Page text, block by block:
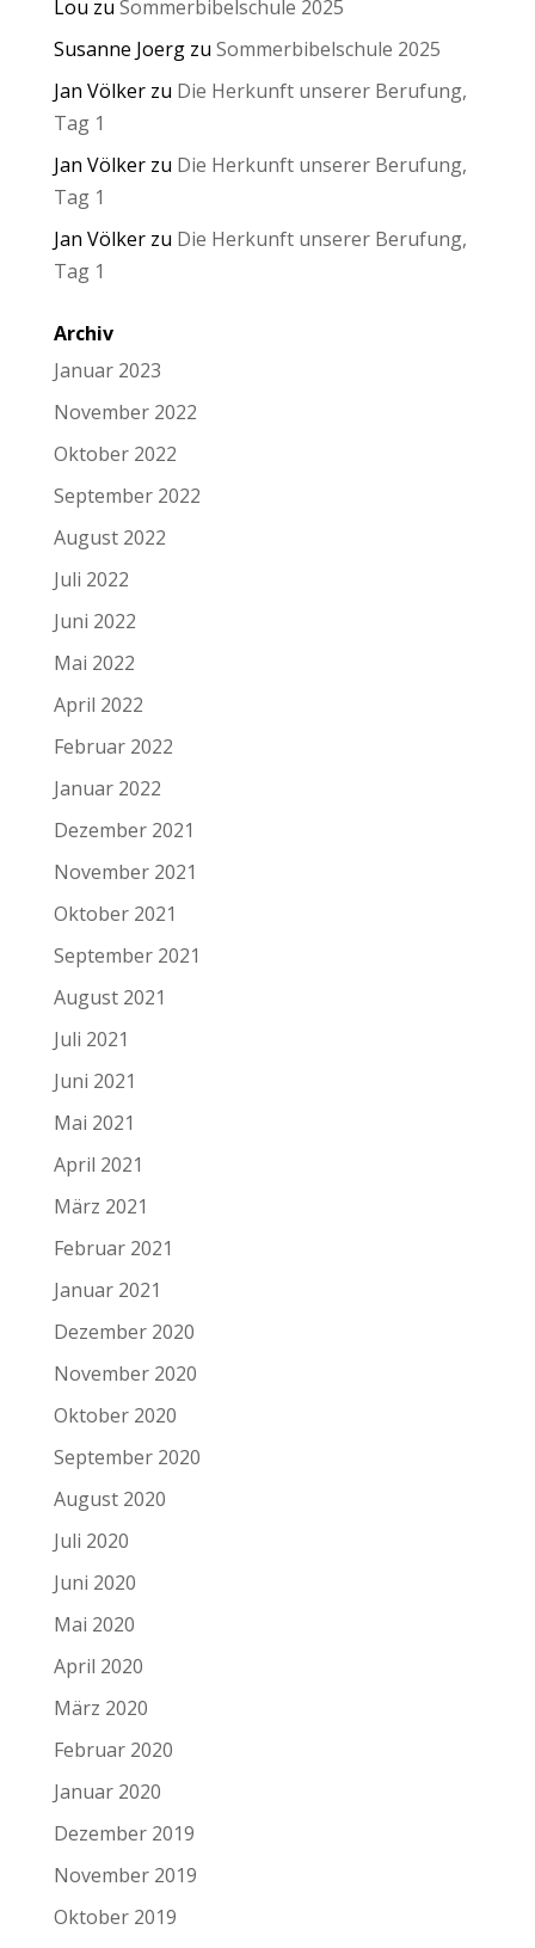
Lou zu Sommerbibelschule 2025
Susanne Joergzu Sommerbibelschule 2025
Jan Völkerzu Die Herkunft unserer Berufung,
Tag 1
Jan Völkerzu Die Herkunft unserer Berufung,
Tag 1
Jan Völkerzu Die Herkunft unserer Berufung,
Tag 1
Archiv
Januar 2023
November 2022
Oktober 2022
September 2022
August 2022
Juli 2022
Juni 2022
Mai 2022
April 2022
Februar 2022
Januar 2022
Dezember 2021
November 2021
Oktober 2021
September 2021
August 2021
Juli 2021
Juni 2021
Mai 2021
April 2021
März 2021
Februar 2021
Januar 2021
Dezember 2020
November 2020
Oktober 2020
September 2020
August 2020
Juli 2020
Juni 2020
Mai 2020
April 2020
März 2020
Februar 2020
Januar 2020
Dezember 2019
November 2019
Oktober 2019